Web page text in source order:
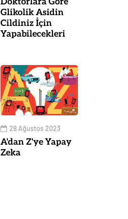
Glikolik Asidin
Cildiniz İçin
Yapabilecekleri
28 Ağustos 2023
A'dan Z'ye Yapay
Zeka